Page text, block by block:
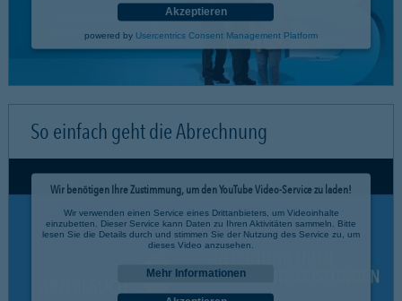
Akzeptieren
powered by Usercentrics Consent Management Platform
So einfach geht die Abrechnung
Wir benötigen Ihre Zustimmung, um den YouTube Video-Service zu laden!
Wir verwenden einen Service eines Drittanbieters, um Videoinhalte
einzubetten. Dieser Service kann Daten zu Ihren Aktivitäten sammeln. Bitte
lesen Sie die Details durch und stimmen Sie der Nutzung des Service zu, um
dieses Video anzusehen.
Mehr Informationen